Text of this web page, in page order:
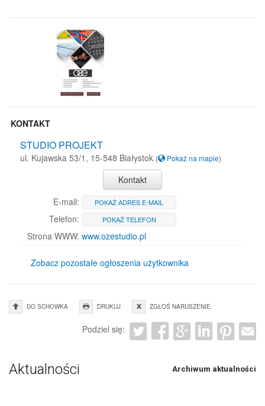
KONTAKT
STUDIO PROJEKT
ul. Kujawska 53/1, 15-548 Białystok ( Pokaż na mapie)
Kontakt
E-mail:
POKAŻ ADRES E-MAIL
Telefon: POKAŻ TELEFON
Strona WWW: www.ozestudio.pl
Zobacz pozostałe ogłoszenia użytkownika
DO SCHOWKA DRUKUJ ZGŁOŚ NARUSZENIE
Podziel się:
Aktualności Archiwum aktualności